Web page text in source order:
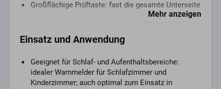
Mehr anzeigen
Großflächige Prüftaste: fast die gesamte Unterseite
des Melders dient als Taste und kann für einen
beispielsweise auch mit einem Besenstiel oder
Stummschaltung: der Alarmton kann durch
Betätigen der Prüftaste vorübergehend
ausgeschaltet werden – der Melder bleibt aktiv und
Einsatz und Anwendung
Geeignet für Schlaf- und Aufenthaltsbereiche:
idealer Warnmelder für Schlafzimmer und
Kinderzimmer; auch optimal zum Einsatz in